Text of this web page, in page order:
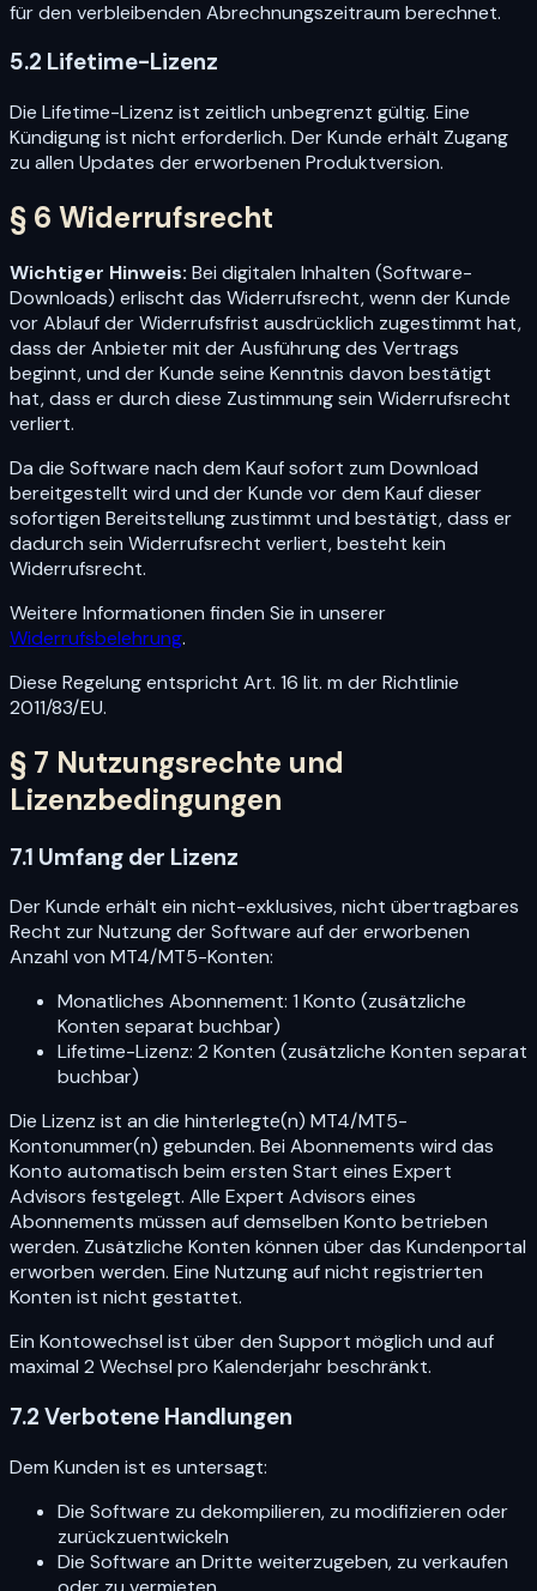
für den verbleibenden Abrechnungszeitraum berechnet.
5.2 Lifetime-Lizenz
Die Lifetime-Lizenz ist zeitlich unbegrenzt gültig. Eine
Kündigung ist nicht erforderlich. Der Kunde erhält Zugang
zu allen Updates der erworbenen Produktversion.
§ 6 Widerrufsrecht
Wichtiger Hinweis: Bei digitalen Inhalten (Software-
Downloads) erlischt das Widerrufsrecht, wenn der Kunde
vor Ablauf der Widerrufsfrist ausdrücklich zugestimmt hat,
dass der Anbieter mit der Ausführung des Vertrags
beginnt, und der Kunde seine Kenntnis davon bestätigt
hat, dass er durch diese Zustimmung sein Widerrufsrecht
verliert.
Da die Software nach dem Kauf sofort zum Download
bereitgestellt wird und der Kunde vor dem Kauf dieser
sofortigen Bereitstellung zustimmt und bestätigt, dass er
dadurch sein Widerrufsrecht verliert, besteht kein
Widerrufsrecht.
Weitere Informationen finden Sie in unserer
Widerrufsbelehrung.
Diese Regelung entspricht Art. 16 lit. m der Richtlinie
2011/83/EU.
§ 7 Nutzungsrechte und
Lizenzbedingungen
7.1 Umfang der Lizenz
Der Kunde erhält ein nicht-exklusives, nicht übertragbares
Recht zur Nutzung der Software auf der erworbenen
Anzahl von MT4/MT5-Konten:
Monatliches Abonnement: 1 Konto (zusätzliche
Konten separat buchbar)
Lifetime-Lizenz: 2 Konten (zusätzliche Konten separat
buchbar)
Die Lizenz ist an die hinterlegte(n) MT4/MT5-
Kontonummer(n) gebunden. Bei Abonnements wird das
Konto automatisch beim ersten Start eines Expert
Advisors festgelegt. Alle Expert Advisors eines
Abonnements müssen auf demselben Konto betrieben
werden. Zusätzliche Konten können über das Kundenportal
erworben werden. Eine Nutzung auf nicht registrierten
Konten ist nicht gestattet.
Ein Kontowechsel ist über den Support möglich und auf
maximal 2 Wechsel pro Kalenderjahr beschränkt.
7.2 Verbotene Handlungen
Dem Kunden ist es untersagt:
Die Software zu dekompilieren, zu modifizieren oder
zurückzuentwickeln
Die Software an Dritte weiterzugeben, zu verkaufen